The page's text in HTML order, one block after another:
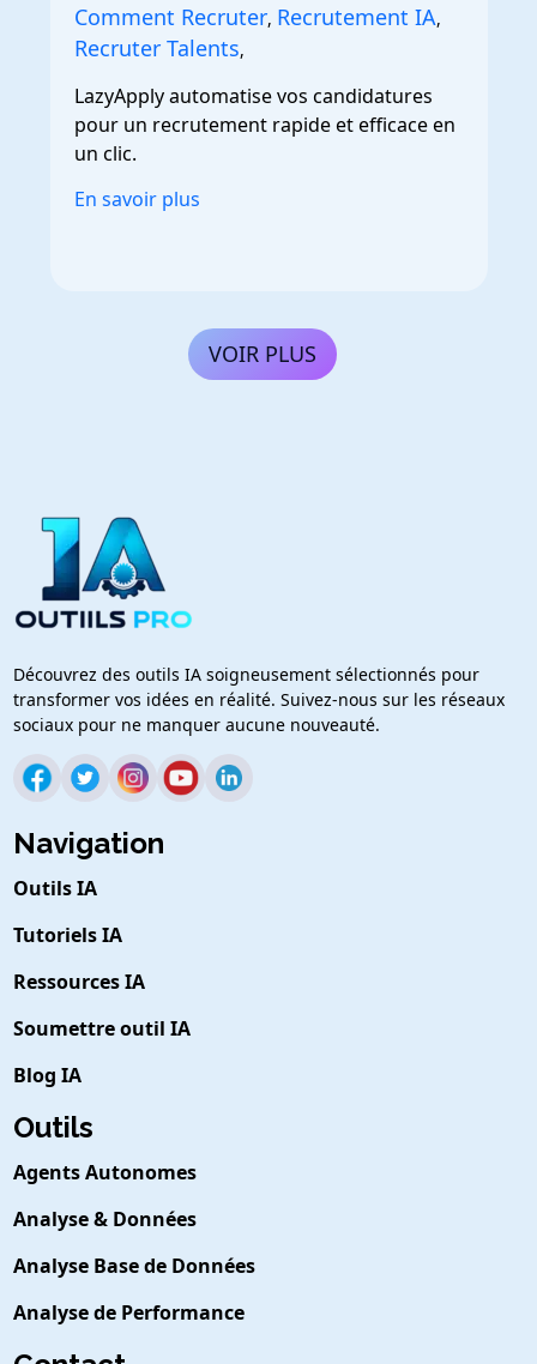
Comment Recruter, Recrutement IA,
Recruter Talents,
LazyApply automatise vos candidatures
pour un recrutement rapide et efficace en
un clic.
En savoir plus
VOIR PLUS
Découvrez des outils IA soigneusement sélectionnés pour
transformer vos idées en réalité. Suivez-nous sur les réseaux
sociaux pour ne manquer aucune nouveauté.
Navigation
Outils IA
Tutoriels IA
Ressources IA
Soumettre outil IA
Blog IA
Outils
Agents Autonomes
Analyse & Données
Analyse Base de Données
Analyse de Performance